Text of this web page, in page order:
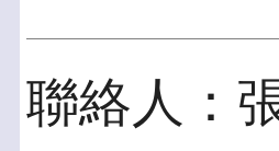
聯絡人：